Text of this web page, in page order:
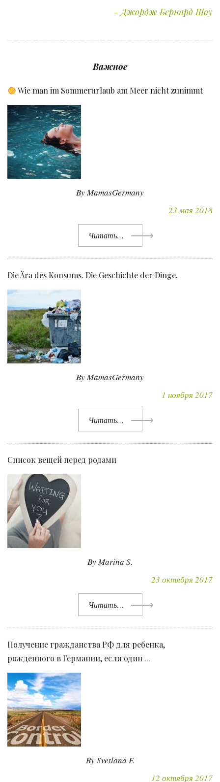
Джордж Бернард Шоу
Важное
Wie man im Sommerurlaub am Meer nicht zunimmt
By MamasGermany
23 мая 2018
Читать…
Die Ära des Konsums. Die Geschichte der Dinge.
By MamasGermany
1 ноября 2017
Читать…
Список вещей перед родами
By Marina S.
23 октября 2017
Читать…
Получение гражданства РФ для ребенка,
рожденного в Германии, если один ...
By Svetlana F.
12 октября 2017